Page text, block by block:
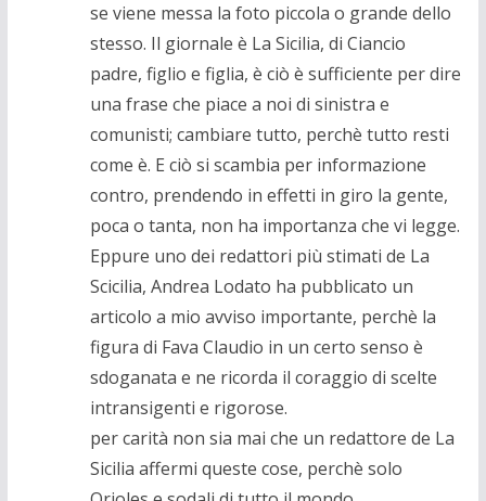
se viene messa la foto piccola o grande dello
stesso. Il giornale è La Sicilia, di Ciancio
padre, figlio e figlia, è ciò è sufficiente per dire
una frase che piace a noi di sinistra e
comunisti; cambiare tutto, perchè tutto resti
come è. E ciò si scambia per informazione
contro, prendendo in effetti in giro la gente,
poca o tanta, non ha importanza che vi legge.
Eppure uno dei redattori più stimati de La
Scicilia, Andrea Lodato ha pubblicato un
articolo a mio avviso importante, perchè la
figura di Fava Claudio in un certo senso è
sdoganata e ne ricorda il coraggio di scelte
intransigenti e rigorose.
per carità non sia mai che un redattore de La
Sicilia affermi queste cose, perchè solo